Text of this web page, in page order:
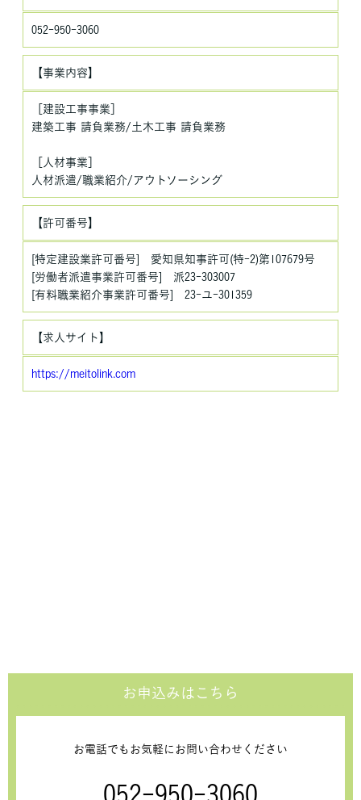
法令、規範の遵守と見直し
当社は、保有する個人情報に関して適用される日本の法令、その
他規範を遵守するとともに、本ポリシーの内容を適宜見直し、そ
の改善に努めます。
052-950-3060
【事業内容】
［建設工事事業］
建築工事 請負業務/土木工事 請負業務
［人材事業］
人材派遣/職業紹介/アウトソーシング
【許可番号】
[特定建設業許可番号] 愛知県知事許可(特-2)第107679号
[労働者派遣事業許可番号] 派23-303007
[有料職業紹介事業許可番号] 23-ユ-301359
【求人サイト】
https://meitolink.com
お申込みはこちら
お電話でもお気軽にお問い合わせください
052-950-3060